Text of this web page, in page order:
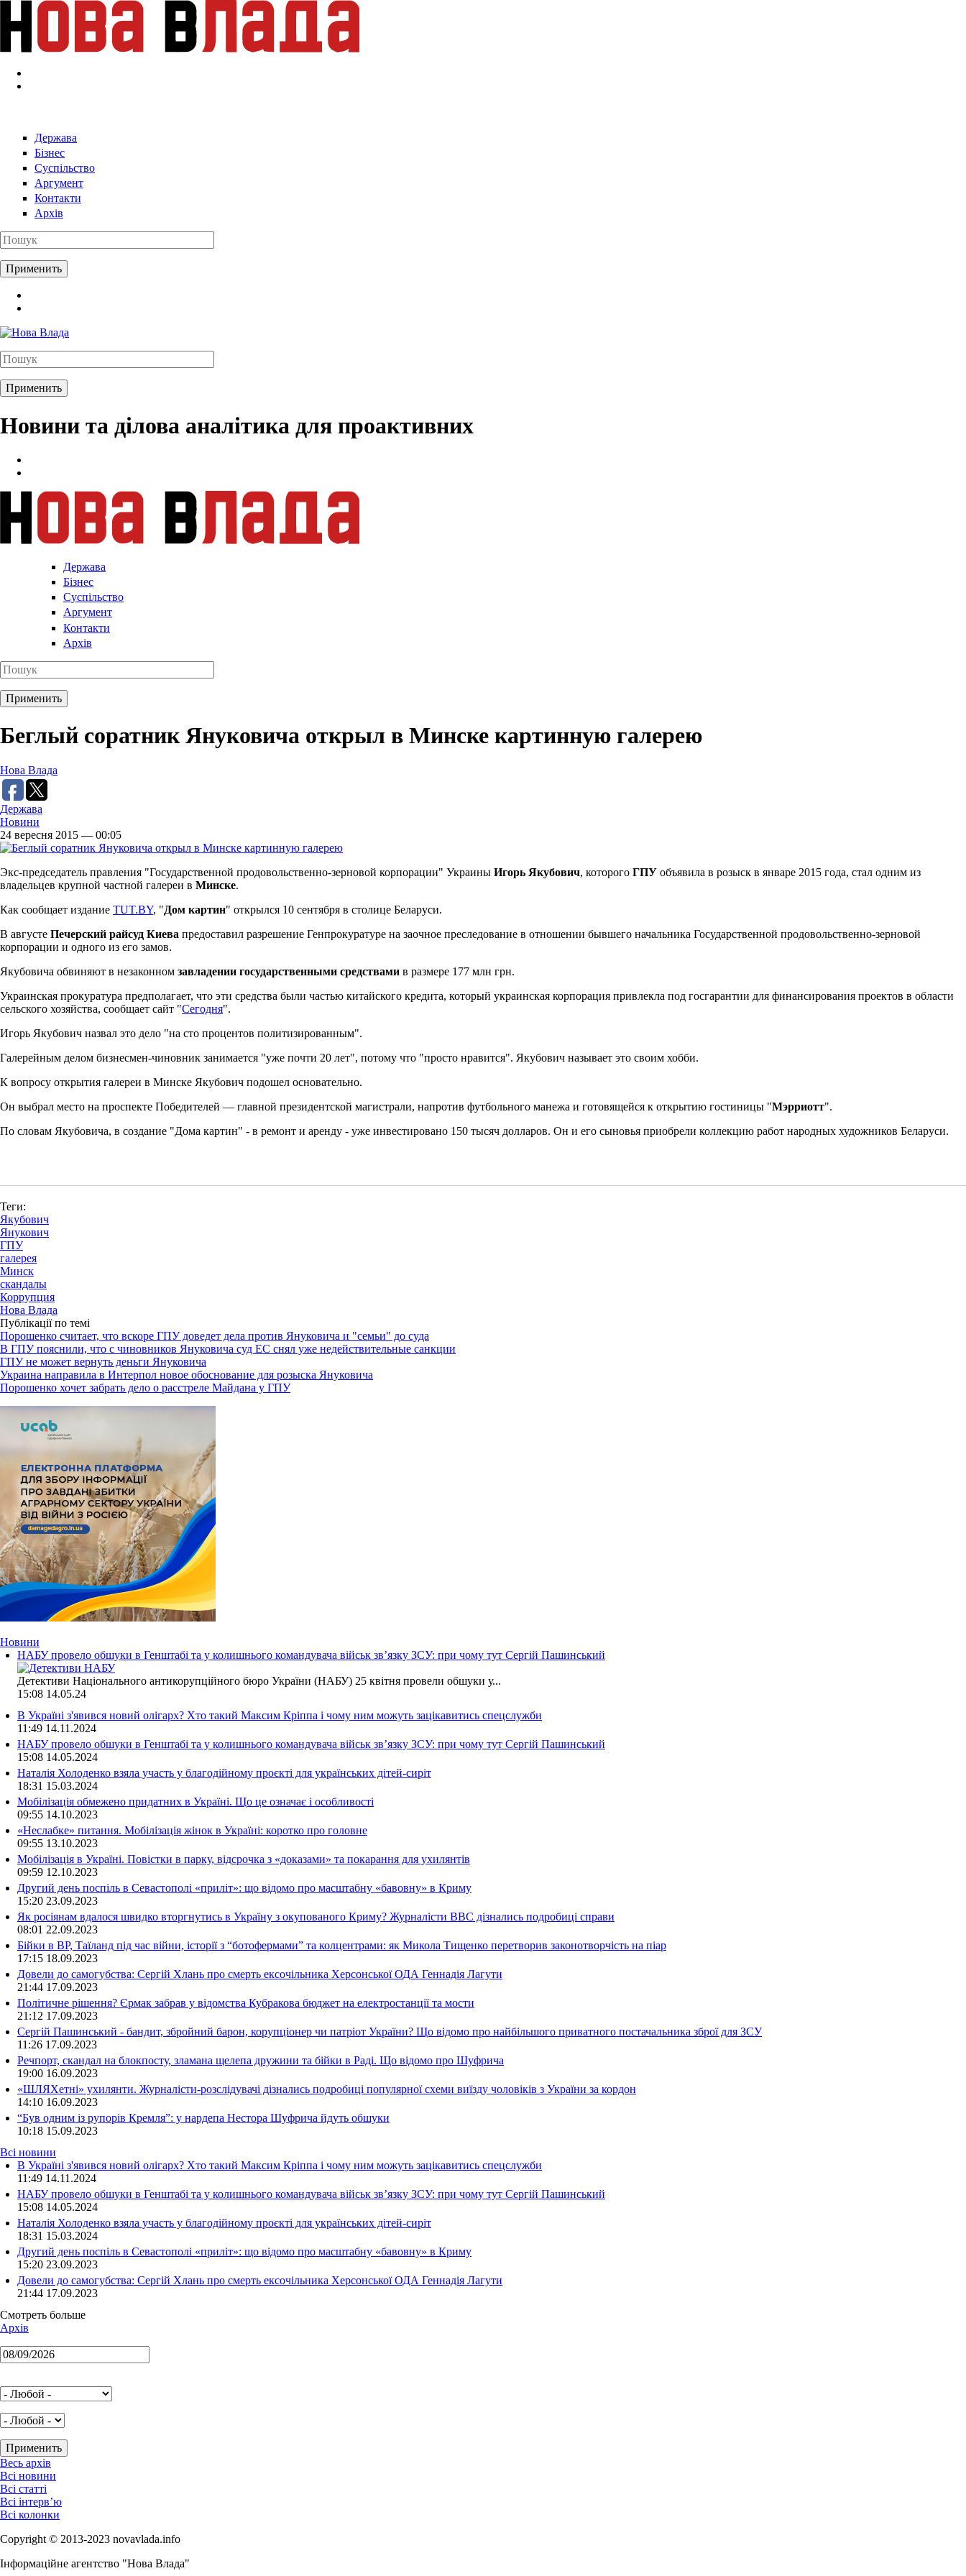
Перейти к основному содержанию
Держава
Бізнес
Суспільство
Аргумент
Контакти
Архів
Новини та ділова аналітика для проактивних
Держава
Бізнес
Суспільство
Аргумент
Контакти
Архів
Беглый соратник Януковича открыл в Минске картинную галерею
Нова Влада
Держава
Новини
24 вересня 2015 — 00:05
Экс-председатель правления "Государственной продовольственно-зерновой корпорации" Украины Игорь Якубович, которого ГПУ объявила в розыск в январе 2015 года, стал одним из
владельцев крупной частной галереи в Минске.
Как сообщает издание TUT.BY, "Дом картин" открылся 10 сентября в столице Беларуси.
В августе Печерский райсуд Киева предоставил разрешение Генпрокуратуре на заочное преследование в отношении бывшего начальника Государственной продовольственно-зерновой
корпорации и одного из его замов.
Якубовича обвиняют в незаконном завладении государственными средствами в размере 177 млн грн.
Украинская прокуратура предполагает, что эти средства были частью китайского кредита, который украинская корпорация привлекла под госгарантии для финансирования проектов в области
сельского хозяйства, сообщает сайт "Сегодня".
Игорь Якубович назвал это дело "на сто процентов политизированным".
Галерейным делом бизнесмен-чиновник занимается "уже почти 20 лет", потому что "просто нравится". Якубович называет это своим хобби.
К вопросу открытия галереи в Минске Якубович подошел основательно.
Он выбрал место на проспекте Победителей — главной президентской магистрали, напротив футбольного манежа и готовящейся к открытию гостиницы "Мэрриотт".
По словам Якубовича, в создание "Дома картин" - в ремонт и аренду - уже инвестировано 150 тысяч долларов. Он и его сыновья приобрели коллекцию работ народных художников Беларуси.
Теги:
Якубович
Янукович
ГПУ
галерея
Минск
скандалы
Коррупция
Нова Влада
Публікації по темі
Порошенко считает, что вскоре ГПУ доведет дела против Януковича и "семьи" до суда
В ГПУ пояснили, что с чиновников Януковича суд ЕС снял уже недействительные санкции
ГПУ не может вернуть деньги Януковича
Украина направила в Интерпол новое обоснование для розыска Януковича
Порошенко хочет забрать дело о расстреле Майдана у ГПУ
Новини
НАБУ провело обшуки в Генштабі та у колишнього командувача військ зв’язку ЗСУ: при чому тут Сергій Пашинський
Детективи Національного антикорупційного бюро України (НАБУ) 25 квітня провели обшуки у...
15:08 14.05.24
В Україні з'явився новий олігарх? Хто такий Максим Кріппа і чому ним можуть зацікавитись спецслужби
11:49 14.11.2024
НАБУ провело обшуки в Генштабі та у колишнього командувача військ зв’язку ЗСУ: при чому тут Сергій Пашинський
15:08 14.05.2024
Наталія Холоденко взяла участь у благодійному проєкті для українських дітей-сиріт
18:31 15.03.2024
Мобілізація обмежено придатних в Україні. Що це означає і особливості
09:55 14.10.2023
«Неслабке» питання. Мобілізація жінок в Україні: коротко про головне
09:55 13.10.2023
Мобілізація в Україні. Повістки в парку, відсрочка з «доказами» та покарання для ухилянтів
09:59 12.10.2023
Другий день поспіль в Севастополі «приліт»: що відомо про масштабну «бавовну» в Криму
15:20 23.09.2023
Як росіянам вдалося швидко вторгнутись в Україну з окупованого Криму? Журналісти ВВС дізнались подробиці справи
08:01 22.09.2023
Бійки в ВР, Таїланд під час війни, історії з “ботофермами” та колцентрами: як Микола Тищенко перетворив законотворчість на піар
17:15 18.09.2023
Довели до самогубства: Сергій Хлань про смерть ексочільника Херсонської ОДА Геннадія Лагути
21:44 17.09.2023
Політичне рішення? Єрмак забрав у відомства Кубракова бюджет на електростанції та мости
21:12 17.09.2023
Сергій Пашинський - бандит, збройний барон, корупціонер чи патріот України? Що відомо про найбільшого приватного постачальника зброї для ЗСУ
11:26 17.09.2023
Речпорт, скандал на блокпосту, зламана щелепа дружини та бійки в Раді. Що відомо про Шуфрича
19:00 16.09.2023
«ШЛЯХетні» ухилянти. Журналісти-розслідувачі дізнались подробиці популярної схеми виїзду чоловіків з України за кордон
14:10 16.09.2023
“Був одним із рупорів Кремля”: у нардепа Нестора Шуфрича йдуть обшуки
10:18 15.09.2023
Всі новини
В Україні з'явився новий олігарх? Хто такий Максим Кріппа і чому ним можуть зацікавитись спецслужби
11:49 14.11.2024
НАБУ провело обшуки в Генштабі та у колишнього командувача військ зв’язку ЗСУ: при чому тут Сергій Пашинський
15:08 14.05.2024
Наталія Холоденко взяла участь у благодійному проєкті для українських дітей-сиріт
18:31 15.03.2024
Другий день поспіль в Севастополі «приліт»: що відомо про масштабну «бавовну» в Криму
15:20 23.09.2023
Довели до самогубства: Сергій Хлань про смерть ексочільника Херсонської ОДА Геннадія Лагути
21:44 17.09.2023
Смотреть больше
Архів
Весь архів
Всі новини
Всі статті
Всі інтерв’ю
Всі колонки
Copyright © 2013-2023 novavlada.info
Інформаційне агентство "Нова Влада"